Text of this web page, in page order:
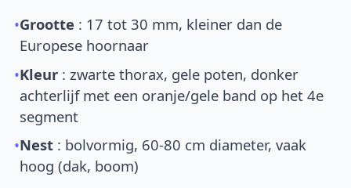
•Grootte : 17 tot 30 mm, kleiner dan de
Europese hoornaar
•Kleur : zwarte thorax, gele poten, donker
achterlijf met een oranje/gele band op het 4e
segment
•Nest : bolvormig, 60-80 cm diameter, vaak
hoog (dak, boom)